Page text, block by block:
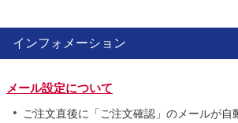
インフォメーション
メール設定について
ご注文直後に「ご注文確認」のメールが自